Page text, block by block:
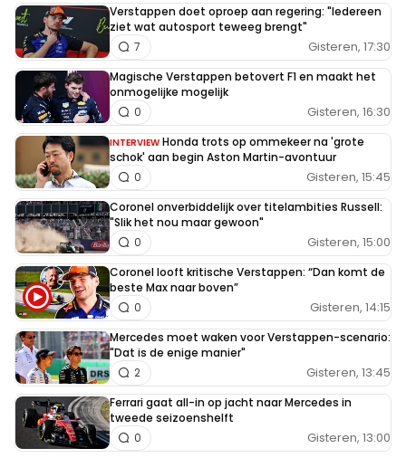
Verstappen doet oproep aan regering: "Iedereen
ziet wat autosport teweeg brengt"
Gisteren, 17:30
7
Magische Verstappen betovert F1 en maakt het
onmogelijke mogelijk
Gisteren, 16:30
0
INTERVIEW Honda trots op ommekeer na 'grote
schok' aan begin Aston Martin-avontuur
Gisteren, 15:45
0
Coronel onverbiddelijk over titelambities Russell:
"Slik het nou maar gewoon"
Gisteren, 15:00
0
Coronel looft kritische Verstappen: “Dan komt de
beste Max naar boven”
Gisteren, 14:15
0
Mercedes moet waken voor Verstappen-scenario:
"Dat is de enige manier"
Gisteren, 13:45
2
Ferrari gaat all-in op jacht naar Mercedes in
tweede seizoenshelft
Gisteren, 13:00
0